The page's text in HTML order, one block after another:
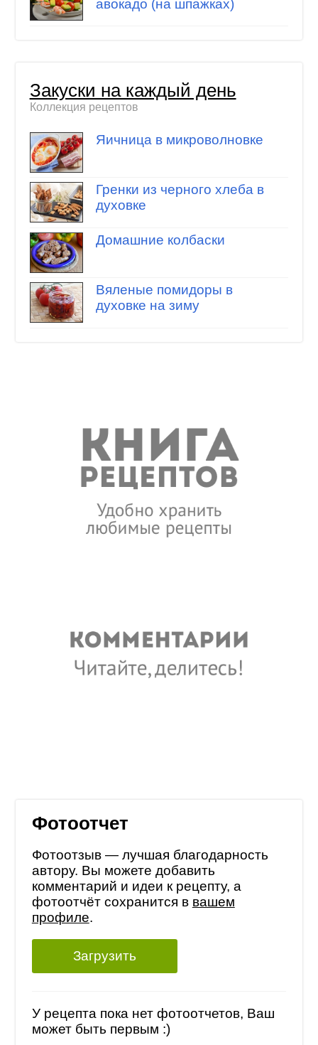
авокадо (на шпажках)
Закуски на каждый день
Коллекция рецептов
Яичница в микроволновке
Гренки из черного хлеба в
духовке
Домашние колбаски
Вяленые помидоры в
духовке на зиму
Фотоотчет
Фотоотзыв — лучшая благодарность
автору. Вы можете добавить
комментарий и идеи к рецепту, а
фотоотчёт сохранится в вашем
профиле.
Загрузить
У рецепта пока нет фотоотчетов, Ваш
может быть первым :)